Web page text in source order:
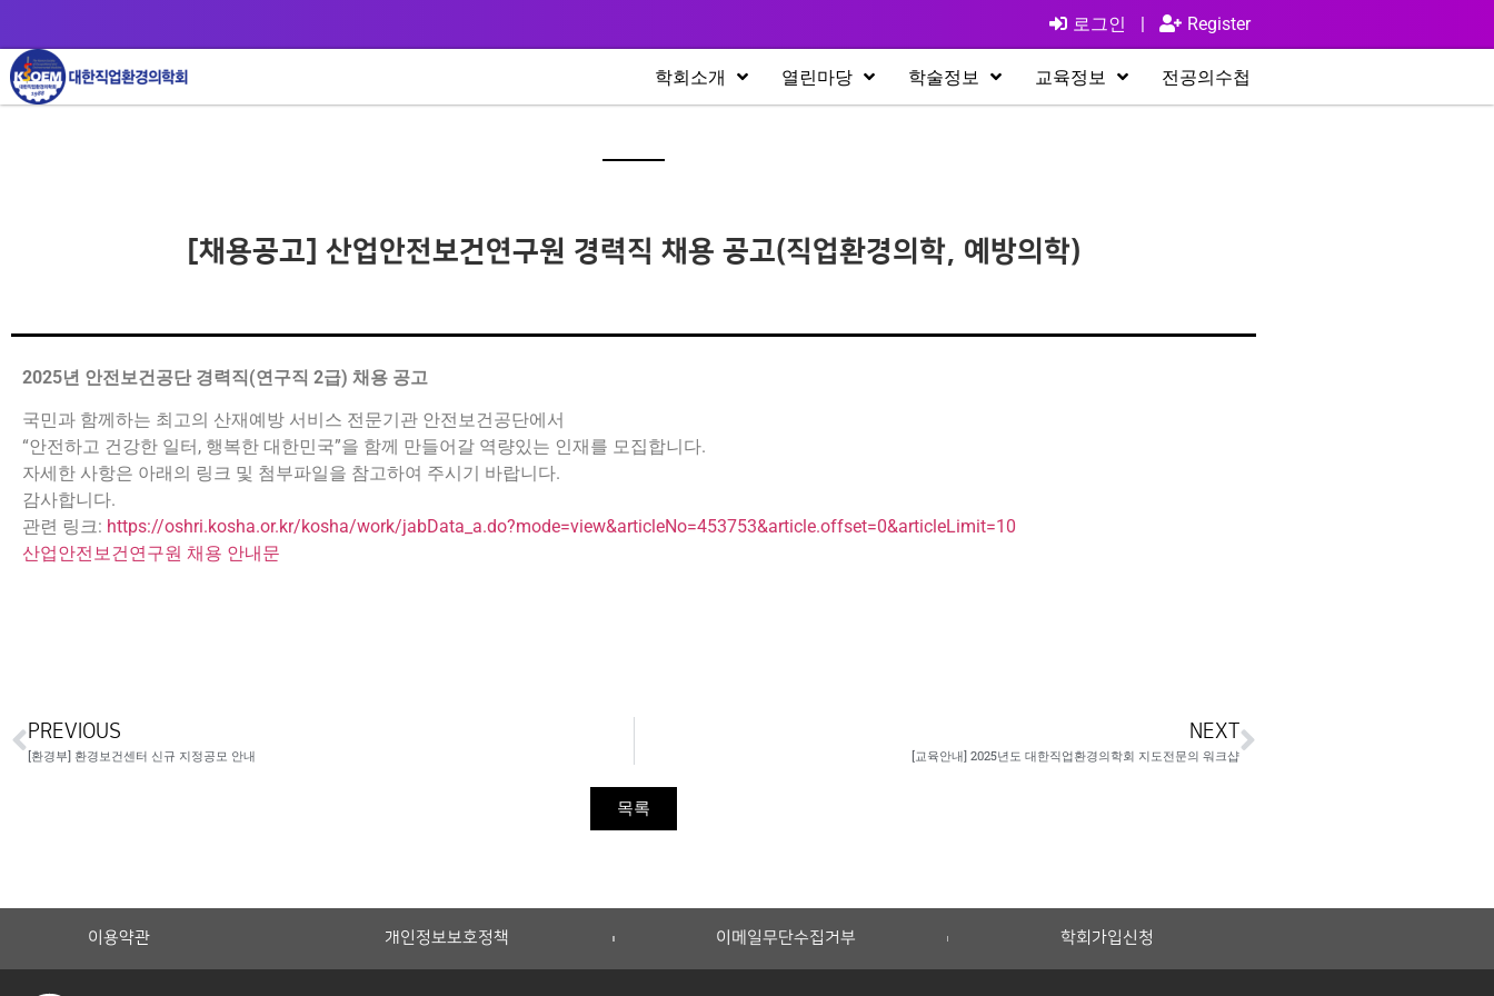
로그인 | Register
학회소개 열린마당 학술정보 교육정보 전공의수첩
[채용공고] 산업안전보건연구원 경력직 채용 공고(직업환경의학, 예방의학)
2025년 안전보건공단 경력직(연구직 2급) 채용 공고
국민과 함께하는 최고의 산재예방 서비스 전문기관 안전보건공단에서
“안전하고 건강한 일터, 행복한 대한민국”을 함께 만들어갈 역량있는 인재를 모집합니다.
자세한 사항은 아래의 링크 및 첨부파일을 참고하여 주시기 바랍니다.
감사합니다.
관련 링크: https://oshri.kosha.or.kr/kosha/work/jabData_a.do?mode=view&articleNo=453753&article.offset=0&articleLimit=10
산업안전보건연구원 채용 안내문
PREVIOUS
[환경부] 환경보건센터 신규 지정공모 안내
NEXT
[교육안내] 2025년도 대한직업환경의학회 지도전문의 워크샵
목록
이용약관 개인정보보호정책 이메일무단수집거부 학회가입신청